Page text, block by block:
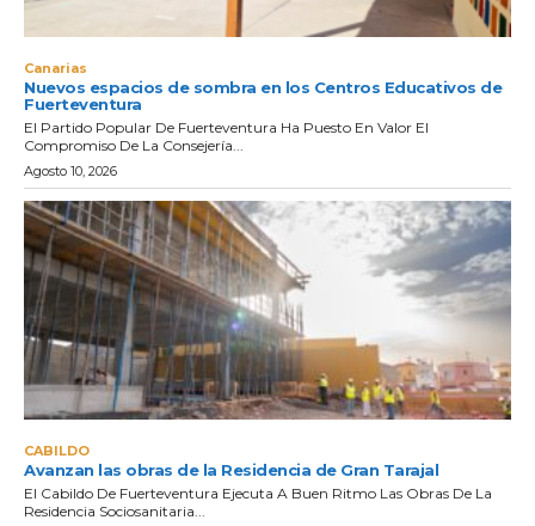
Canarias
Nuevos espacios de sombra en los Centros Educativos de
Fuerteventura
El Partido Popular De Fuerteventura Ha Puesto En Valor El
Compromiso De La Consejería...
Agosto 10, 2026
CABILDO
Avanzan las obras de la Residencia de Gran Tarajal
El Cabildo De Fuerteventura Ejecuta A Buen Ritmo Las Obras De La
Residencia Sociosanitaria...